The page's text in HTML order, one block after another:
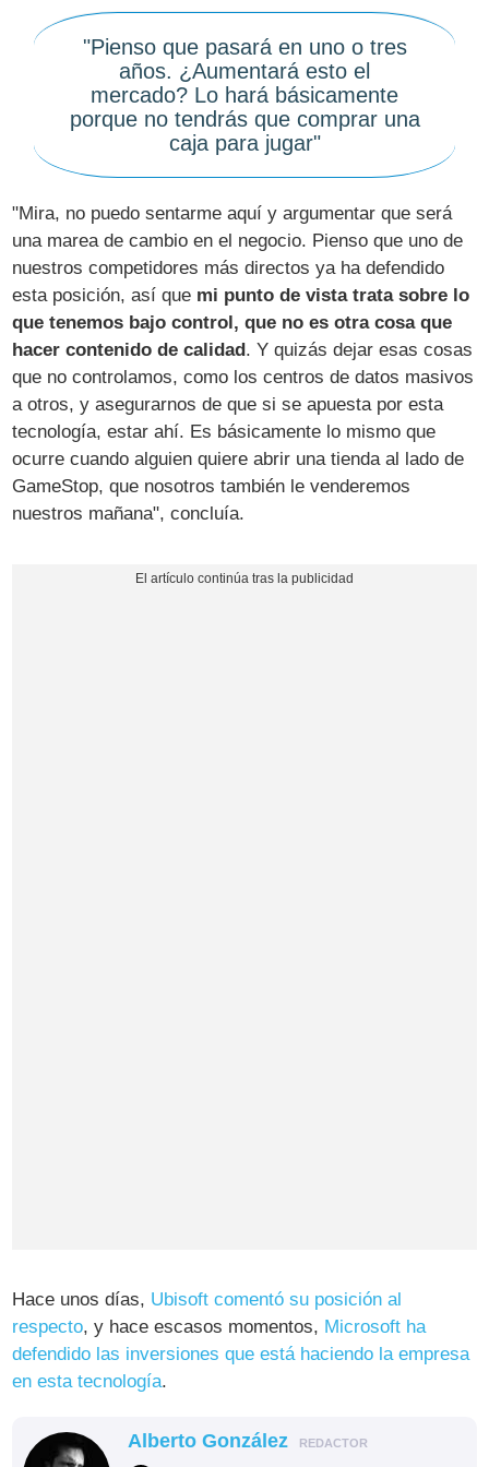
"Pienso que pasará en uno o tres
años. ¿Aumentará esto el
mercado? Lo hará básicamente
porque no tendrás que comprar una
caja para jugar"
"Mira, no puedo sentarme aquí y argumentar que será
una marea de cambio en el negocio. Pienso que uno de
nuestros competidores más directos ya ha defendido
esta posición, así que mi punto de vista trata sobre lo
que tenemos bajo control, que no es otra cosa que
hacer contenido de calidad. Y quizás dejar esas cosas
que no controlamos, como los centros de datos masivos
a otros, y asegurarnos de que si se apuesta por esta
tecnología, estar ahí. Es básicamente lo mismo que
ocurre cuando alguien quiere abrir una tienda al lado de
GameStop, que nosotros también le venderemos
nuestros mañana", concluía.
Hace unos días, Ubisoft comentó su posición al
respecto, y hace escasos momentos, Microsoft ha
defendido las inversiones que está haciendo la empresa
en esta tecnología.
Alberto González REDACTOR